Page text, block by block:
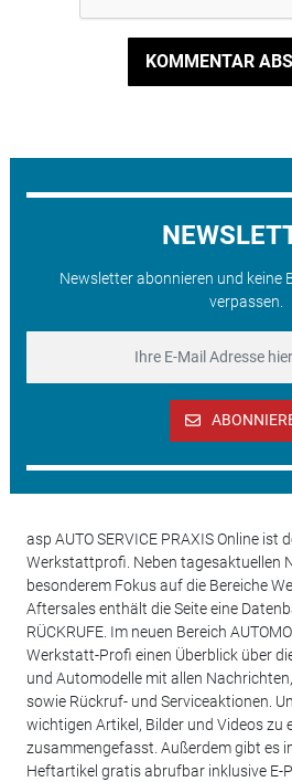
KOMMENTAR
Newsletter abonnieren und keine
verpassen.
asp AUTO SERVICE PRAXIS Online
Werkstattprofi. Neben tagesaktuellen
besonderem Fokus auf die Bereiche
Aftersales enthält die Seite eine
RÜCKRUFE. Im neuen Bereich
Werkstatt-Profi einen Überblick über
und Automodelle mit allen
sowie Rückruf- und Serviceaktionen.
wichtigen Artikel, Bilder und Videos zu
zusammengefasst. Außerdem gibt es
Heftartikel gratis abrufbar inklusive E-